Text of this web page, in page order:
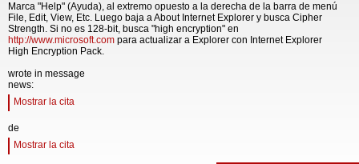
Marca "Help" (Ayuda), al extremo opuesto a la derecha de la barra de menú
File, Edit, View, Etc. Luego baja a About Internet Explorer y busca Cipher
Strength. Si no es 128-bit, busca "high encryption" en
http://www.microsoft.com para actualizar a Explorer con Internet Explorer
High Encryption Pack.
wrote in message
news:
Mostrar la cita
de
Mostrar la cita